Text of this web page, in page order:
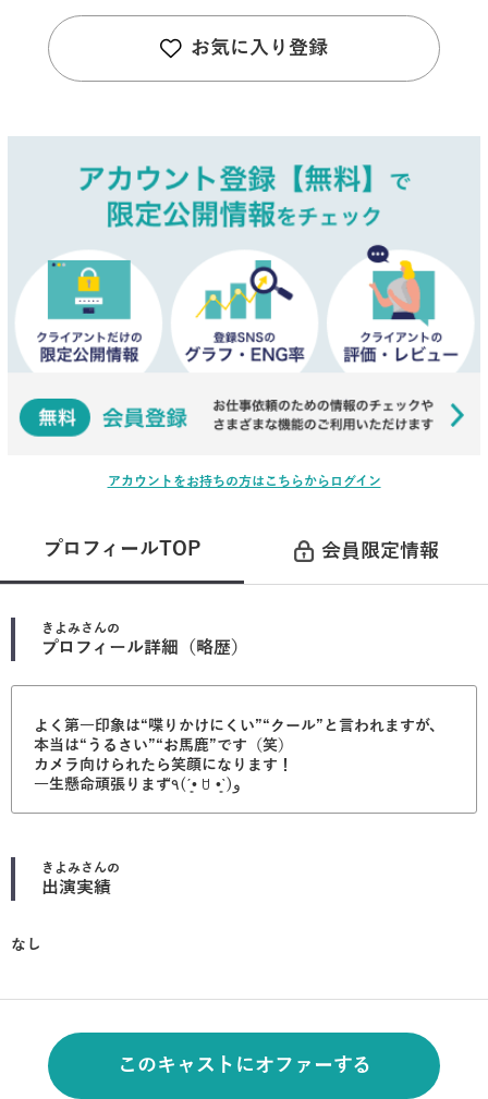
お気に入り登録
アカウントをお持ちの方はこちらからログイン
プロフィールTOP 会員限定情報
きよみさんの
プロフィール詳細（略歴）
よく第一印象は“喋りかけにくい”“クール”と言われますが、
本当は“うるさい”“お馬鹿”です（笑）
カメラ向けられたら笑顔になります！
一生懸命頑張ります٩̋(ˊ•͈ ꇴ •͈ˋ)و
きよみさんの
出演実績
なし
このキャストにオファーする